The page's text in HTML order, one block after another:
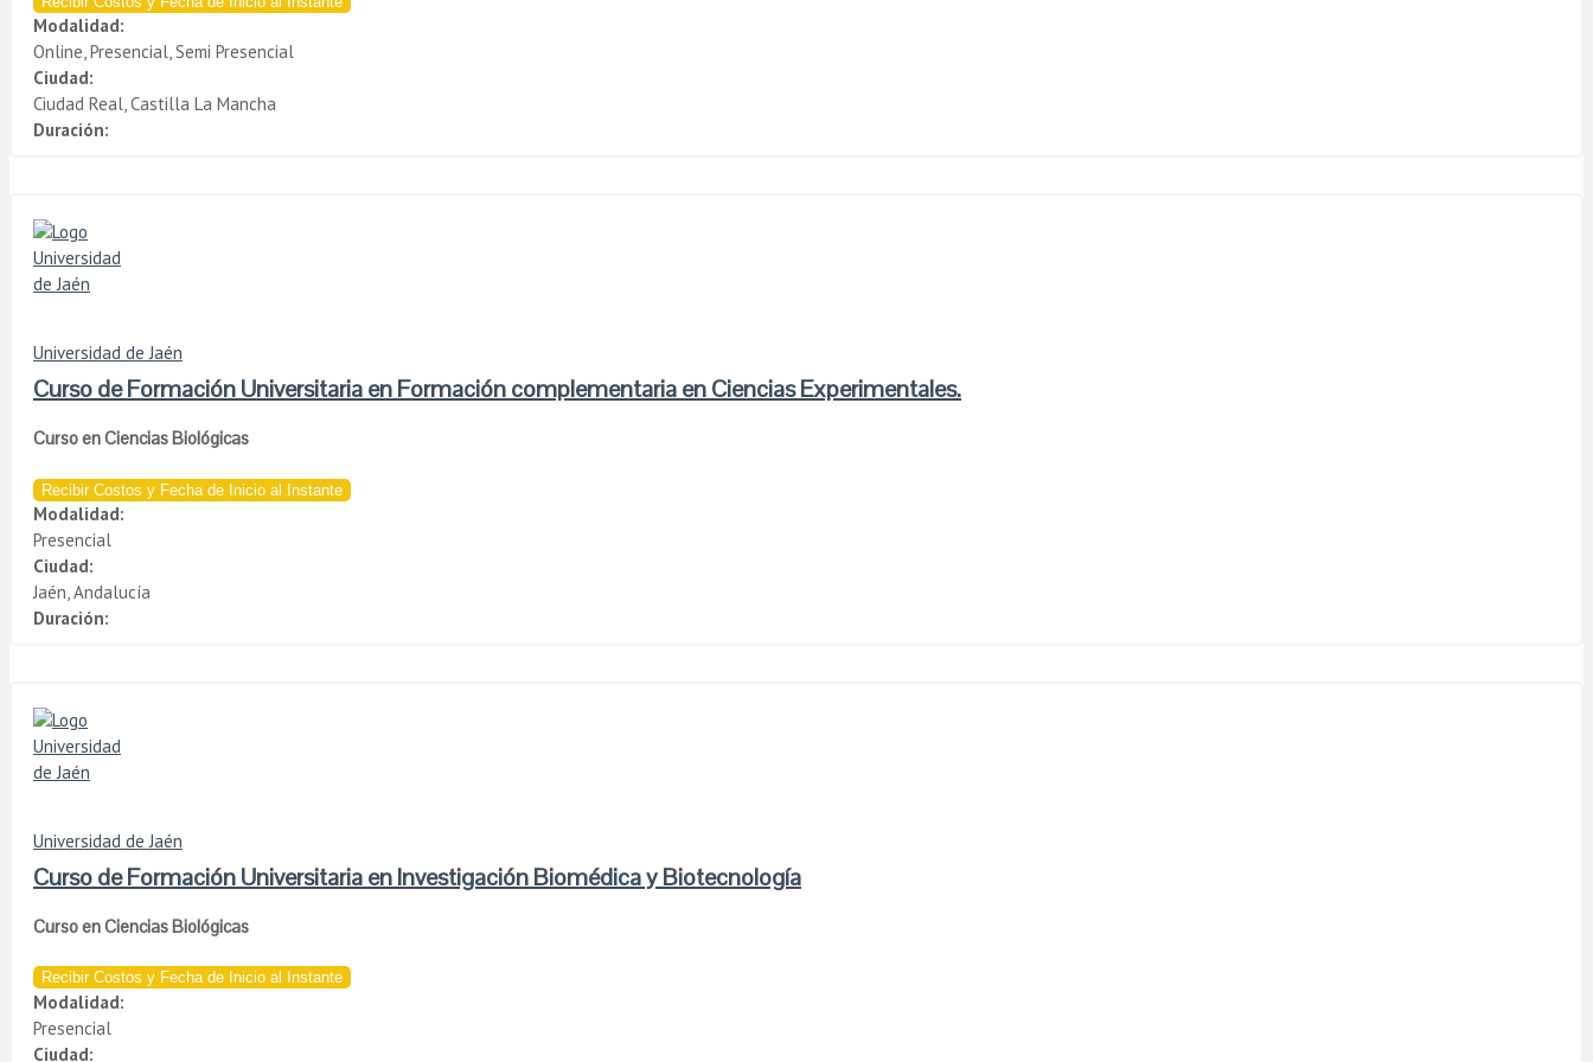
Modalidad:
Online, Presencial, Semi Presencial
Ciudad:
Ciudad Real, Castilla La Mancha
Duración:
Universidad de Jaén
Curso de Formación Universitaria en Formación complementaria en Ciencias Experimentales.
Curso en Ciencias Biológicas
Recibir Costos y Fecha de Inicio al Instante
Modalidad:
Presencial
Ciudad:
Jaén, Andalucía
Duración:
Universidad de Jaén
Curso de Formación Universitaria en Investigación Biomédica y Biotecnología
Curso en Ciencias Biológicas
Recibir Costos y Fecha de Inicio al Instante
Modalidad:
Presencial
Ciudad: